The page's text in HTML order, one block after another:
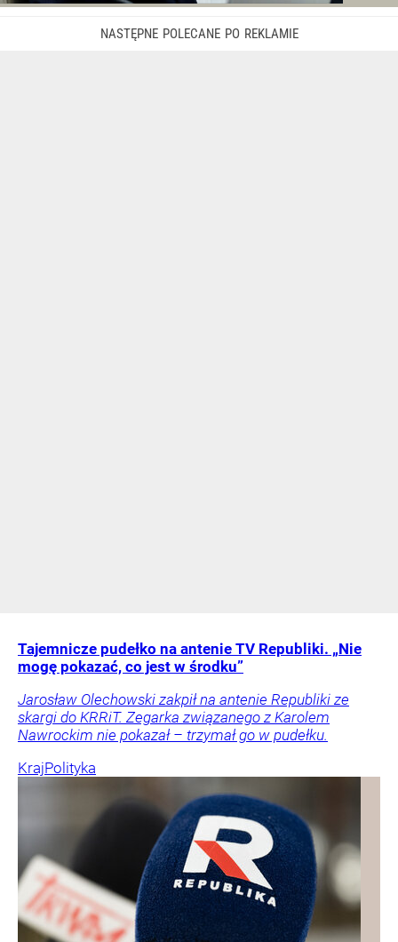
Tajemnicze pudełko na antenie TV Republiki. „Nie
mogę pokazać, co jest w środku”
Jarosław Olechowski zakpił na antenie Republiki ze
skargi do KRRiT. Zegarka związanego z Karolem
Nawrockim nie pokazał – trzymał go w pudełku.
KrajPolityka